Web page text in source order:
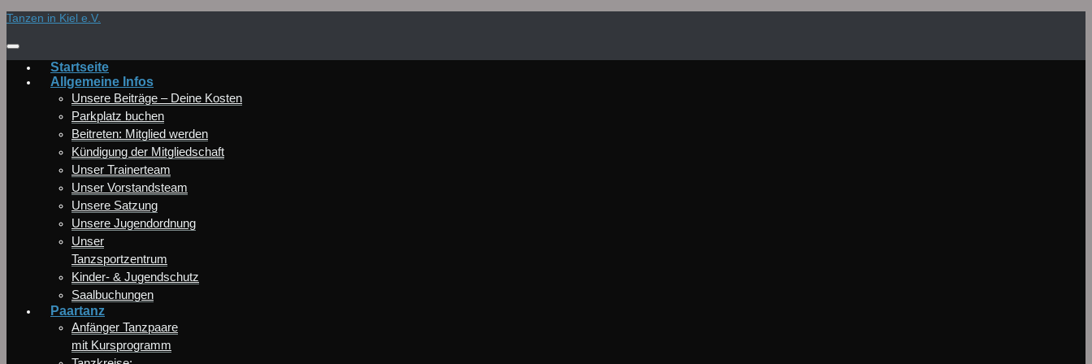
Zum
springen
Tanzen in Kiel e.V.
Startseite
Allgemeine Infos
Unsere Beiträge – Deine Kosten
Parkplatz buchen
Beitreten: Mitglied werden
Kündigung der Mitgliedschaft
Unser Trainerteam
Unser Vorstandsteam
Unsere Satzung
Unsere Jugendordnung
Unser
Tanzsportzentrum
Kinder- & Jugendschutz
Saalbuchungen
Paartanz
Anfänger Tanzpaare
mit Kursprogramm